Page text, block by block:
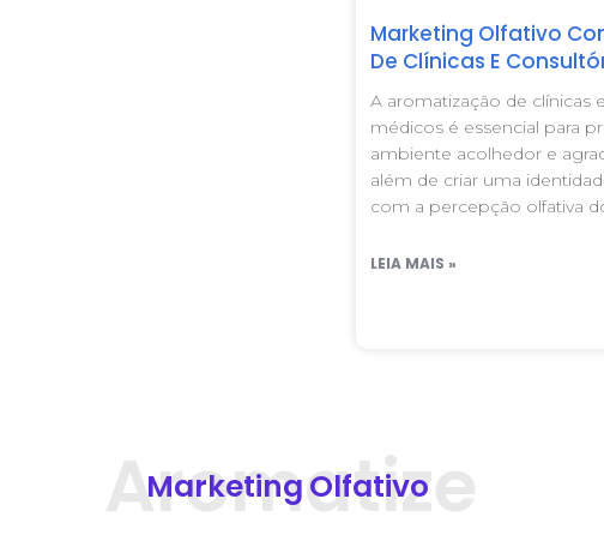
Marketing Olfativo
De Clínicas E
A aromatização de clínicas
médicos é essencial para
ambiente acolhedor e
além de criar uma
com a percepção olfativa
LEIA MAIS »
Marketing Olfativo